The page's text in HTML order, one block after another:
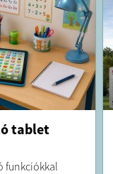
tablet
funkciókkal